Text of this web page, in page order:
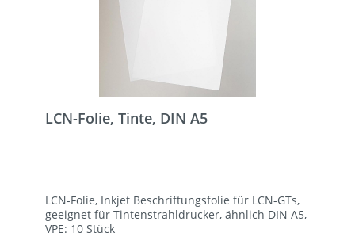
LCN-Folie, Tinte, DIN A5
LCN-Folie, Inkjet Beschriftungsfolie für LCN-GTs,
geeignet für Tintenstrahldrucker, ähnlich DIN A5,
VPE: 10 Stück